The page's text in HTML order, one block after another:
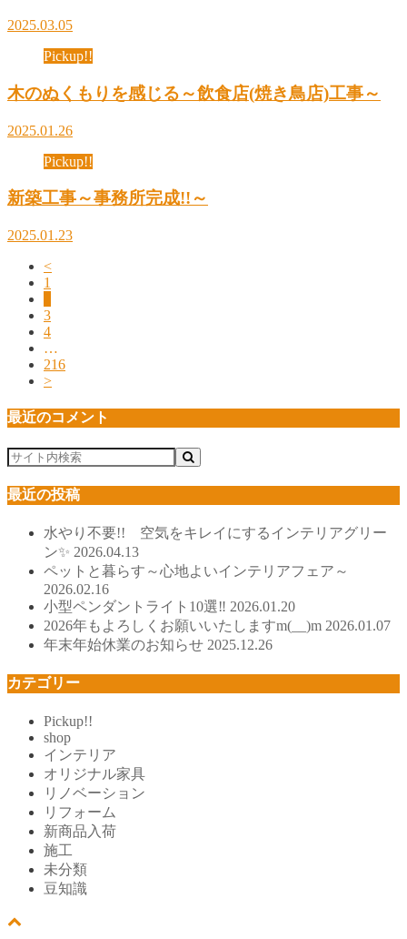
2025.03.05
Pickup!!
木のぬくもりを感じる～飲食店(焼き鳥店)工事～
2025.01.26
Pickup!!
新築工事～事務所完成!!～
2025.01.23
<
1
3
4
…
216
>
最近のコメント
最近の投稿
水やり不要!! 空気をキレイにするインテリアグリー
ン✨ 2026.04.13
ペットと暮らす～心地よいインテリアフェア～
2026.02.16
小型ペンダントライト10選‼ 2026.01.20
2026年もよろしくお願いいたしますm(__)m 2026.01.07
年末年始休業のお知らせ 2025.12.26
カテゴリー
Pickup!!
shop
インテリア
オリジナル家具
リノベーション
リフォーム
新商品入荷
施工
未分類
豆知識